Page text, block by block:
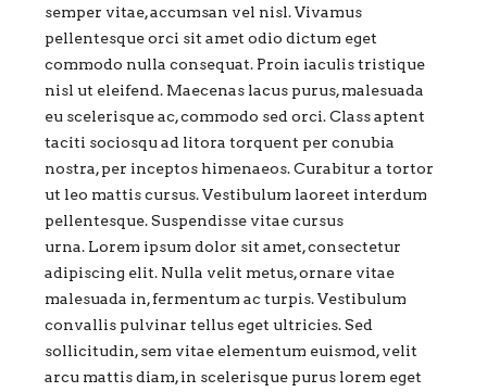
semper vitae, accumsan vel nisl. Vivamus
pellentesque orci sit amet odio dictum eget
commodo nulla consequat. Proin iaculis tristique
nisl ut eleifend. Maecenas lacus purus, malesuada
eu scelerisque ac, commodo sed orci. Class aptent
taciti sociosqu ad litora torquent per conubia
nostra, per inceptos himenaeos. Curabitur a tortor
ut leo mattis cursus. Vestibulum laoreet interdum
pellentesque. Suspendisse vitae cursus
urna. Lorem ipsum dolor sit amet, consectetur
adipiscing elit. Nulla velit metus, ornare vitae
malesuada in, fermentum ac turpis. Vestibulum
convallis pulvinar tellus eget ultricies. Sed
sollicitudin, sem vitae elementum euismod, velit
arcu mattis diam, in scelerisque purus lorem eget